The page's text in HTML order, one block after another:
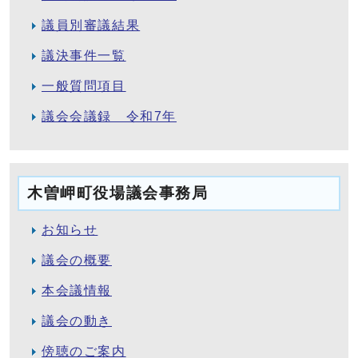
議員別審議結果
議決事件一覧
一般質問項目
議会会議録 令和7年
木曽岬町役場議会事務局
お知らせ
議会の概要
本会議情報
議会の動き
傍聴のご案内